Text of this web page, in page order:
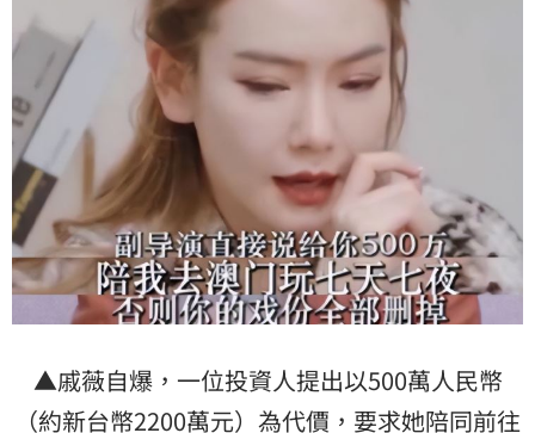
▲戚薇自爆，一位投資人提出以500萬人民幣
（約新台幣2200萬元）為代價，要求她陪同前往